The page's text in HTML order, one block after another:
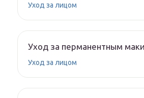
Уход за лицом
Уход за перманентным
Уход за лицом